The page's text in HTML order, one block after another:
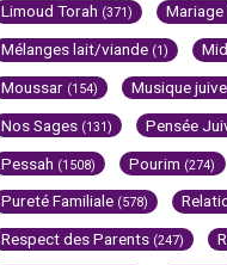
Limoud Torah (371) Mariage
Mélanges lait/viande (1)
Moussar (154) Musique juive
Nos Sages (131) Pensée
Pessah (1508) Pourim (274)
Pureté Familiale (578)
Respect des Parents (247)